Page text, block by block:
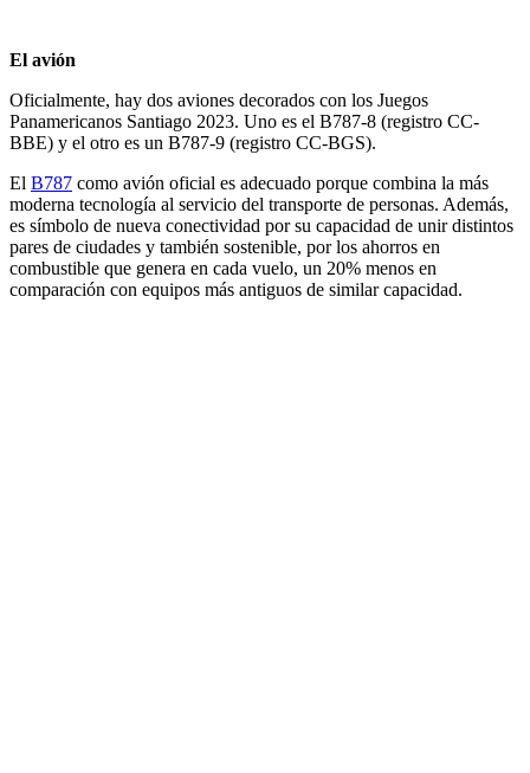
El avión
Oficialmente, hay dos aviones decorados con los Juegos
Panamericanos Santiago 2023. Uno es el B787-8 (registro CC-
BBE) y el otro es un B787-9 (registro CC-BGS).
El B787 como avión oficial es adecuado porque combina la más
moderna tecnología al servicio del transporte de personas. Además,
es símbolo de nueva conectividad por su capacidad de unir distintos
pares de ciudades y también sostenible, por los ahorros en
combustible que genera en cada vuelo, un 20% menos en
comparación con equipos más antiguos de similar capacidad.